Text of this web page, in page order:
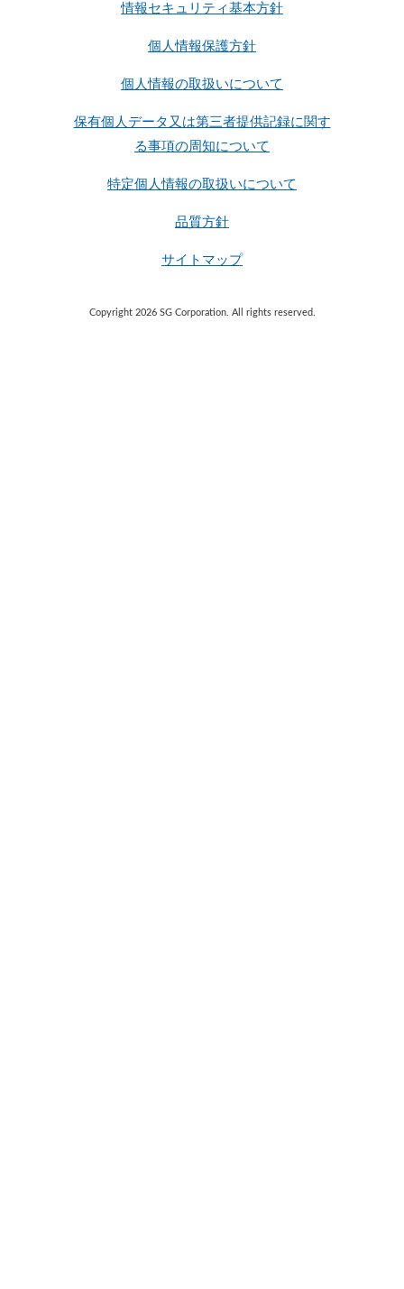
情報セキュリティ基本方針
個人情報保護方針
個人情報の取扱いについて
保有個人データ又は第三者提供記録に関す
る事項の周知について
特定個人情報の取扱いについて
品質方針
サイトマップ
Copyright 2026 SG Corporation. All rights reserved.